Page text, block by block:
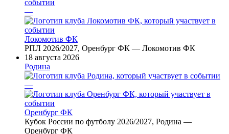
—
Локомотив ФК
РПЛ 2026/2027, Оренбург ФК — Локомотив ФК
18 августа 2026
Родина
—
Оренбург ФК
Кубок России по футболу 2026/2027, Родина —
Оренбург ФК